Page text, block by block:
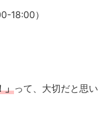
18:00）
」って、大切だと思い